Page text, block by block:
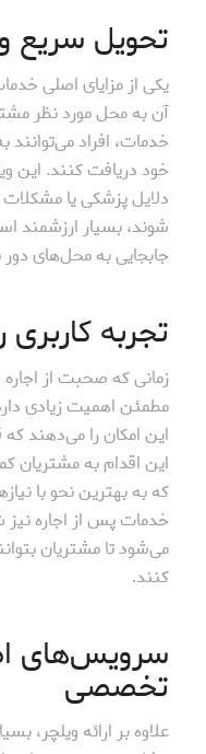
تحویل سریع
یکی از مزایای اصلی
آن به محل مورد نظر
خدمات، افراد می‌توانند
خود دریافت کنند. این
دلایل پزشکی یا مشکلات
شوند، بسیار ارزشمند
جابجایی به محل‌های دور
تجربه
زمانی که صحبت از
مطمئن اهمیت زیادی
این امکان را می‌دهند که
این اقدام به مشتریان
که به بهترین نحو با
خدمات پس از اجاره نیز
می‌شود تا مشتریان
کنند.
سرویس‌های
تخصصی
علاوه بر ارائه ویلچر،